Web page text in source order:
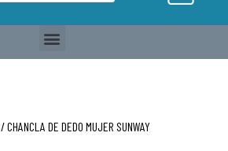
/ CHANCLA DE DEDO MUJER SUNWAY